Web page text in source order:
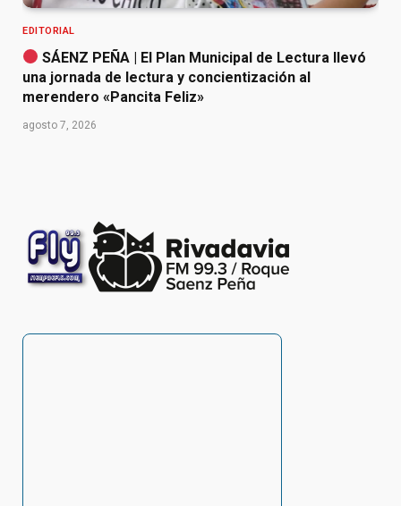
EDITORIAL
SÁENZ PEÑA | El Plan Municipal de Lectura llevó
una jornada de lectura y concientización al
merendero «Pancita Feliz»
agosto 7, 2026